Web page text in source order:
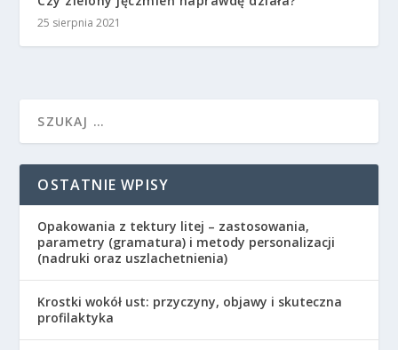
25 sierpnia 2021
OSTATNIE WPISY
Opakowania z tektury litej – zastosowania,
parametry (gramatura) i metody personalizacji
(nadruki oraz uszlachetnienia)
Krostki wokół ust: przyczyny, objawy i skuteczna
profilaktyka